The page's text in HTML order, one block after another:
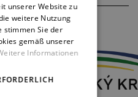
GERMAN
unserer Website zu
weitere Nutzung
stimmen Sie der
gemäß unserer
Informationen